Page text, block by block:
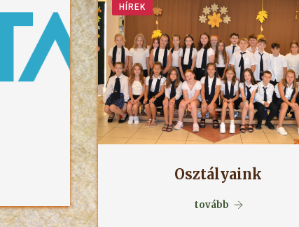
HÍREK
Osztályaink
tovább